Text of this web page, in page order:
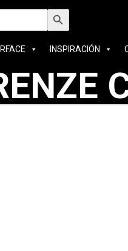
Botón de búsqueda
INSPIRACIÓN